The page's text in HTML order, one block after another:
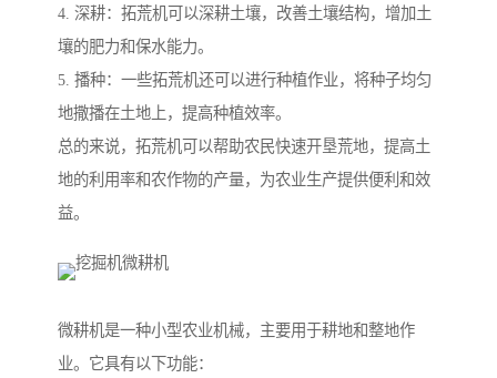
4. 深耕：拓荒机可以深耕土壤，改善土壤结构，增加土
壤的肥力和保水能力。
5. 播种：一些拓荒机还可以进行种植作业，将种子均匀
地撒播在土地上，提高种植效率。
总的来说，拓荒机可以帮助农民快速开垦荒地，提高土
地的利用率和农作物的产量，为农业生产提供便利和效
益。
微耕机是一种小型农业机械，主要用于耕地和整地作
业。它具有以下功能：